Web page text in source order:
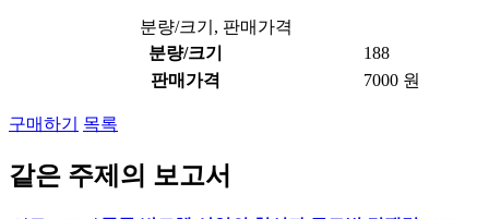
분량/크기, 판매가격
분량/크기
188
판매가격
7000 원
구매하기 목록
같은 주제의 보고서